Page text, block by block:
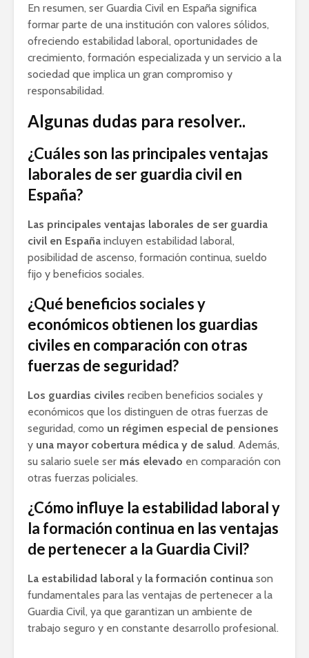
En resumen, ser Guardia Civil en España significa
formar parte de una institución con valores sólidos,
ofreciendo estabilidad laboral, oportunidades de
crecimiento, formación especializada y un servicio a la
sociedad que implica un gran compromiso y
responsabilidad.
Algunas dudas para resolver..
¿Cuáles son las principales ventajas
laborales de ser guardia civil en
España?
Las principales ventajas laborales de ser guardia
civil en España incluyen estabilidad laboral,
posibilidad de ascenso, formación continua, sueldo
fijo y beneficios sociales.
¿Qué beneficios sociales y
económicos obtienen los guardias
civiles en comparación con otras
fuerzas de seguridad?
Los guardias civiles reciben beneficios sociales y
económicos que los distinguen de otras fuerzas de
seguridad, como un régimen especial de pensiones
y una mayor cobertura médica y de salud. Además,
su salario suele ser más elevado en comparación con
otras fuerzas policiales.
¿Cómo influye la estabilidad laboral y
la formación continua en las ventajas
de pertenecer a la Guardia Civil?
La estabilidad laboral y la formación continua son
fundamentales para las ventajas de pertenecer a la
Guardia Civil, ya que garantizan un ambiente de
trabajo seguro y en constante desarrollo profesional.